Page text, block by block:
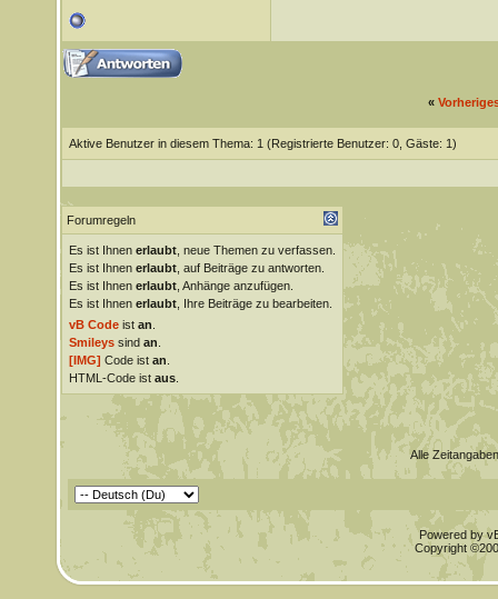
«
Aktive Benutzer in diesem Thema: 1 (Registrierte Benutzer: 0, Gäste: 1)
Forumregeln
Es ist Ihnen erlaubt, neue Themen zu verfassen.
Es ist Ihnen erlaubt, auf Beiträge zu antworten.
Es ist Ihnen erlaubt, Anhänge anzufügen.
Es ist Ihnen erlaubt, Ihre Beiträge zu bearbeiten.
vB Codeist an
Smileyssind an
[IMG] Code ist an
HTML-Code ist aus.
Alle
Powered by
Copyright